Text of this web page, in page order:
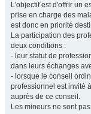
L'objectif est d'offrir un
prise en charge des
est donc en priorité
La participation des
deux conditions :
- leur statut de
dans leurs échanges
- lorsque le conseil
professionnel est invité
auprès de ce conseil.
Les mineurs ne sont